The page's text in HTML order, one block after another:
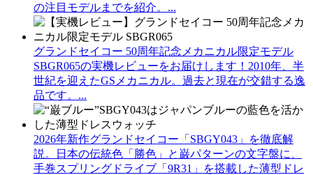
の注目モデルまでを紹介。...
グランドセイコー 50周年記念メカニカル限定モデル
SBGR065の実機レビューをお届けします！2010年、半
世紀を迎えたGSメカニカル。過去と現在が交錯する逸
品です。...
2026年新作グランドセイコー「SBGY043」を徹底解
説。日本の伝統色「勝色」と巌パターンの文字盤に、
手巻スプリングドライブ「9R31」を搭載した薄型ドレ